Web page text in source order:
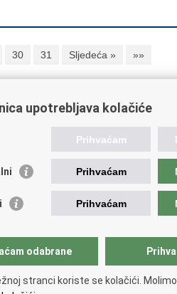
30 31 Sljedeća » »»
pravosudnog
korupcije i organiziranog
vijeće
komora
komora
upotrebljava kolačiće
Prihvaćam
Prihvaćam
Prihvaćam
odabrane
stranci koriste se kolačići.